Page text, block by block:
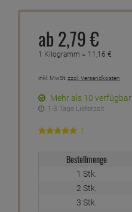
ab 2,79€
1 Kilogramm = 11,16 €
inkl. MwSt. zzgl. Versandkosten
Mehr als 10 verfügbar
1-3 Tage Lieferzeit
1
Bestellmenge
1 Stk.
2 Stk.
3 Stk.